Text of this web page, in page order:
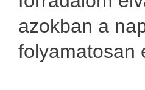
azokban a
folyamatosan